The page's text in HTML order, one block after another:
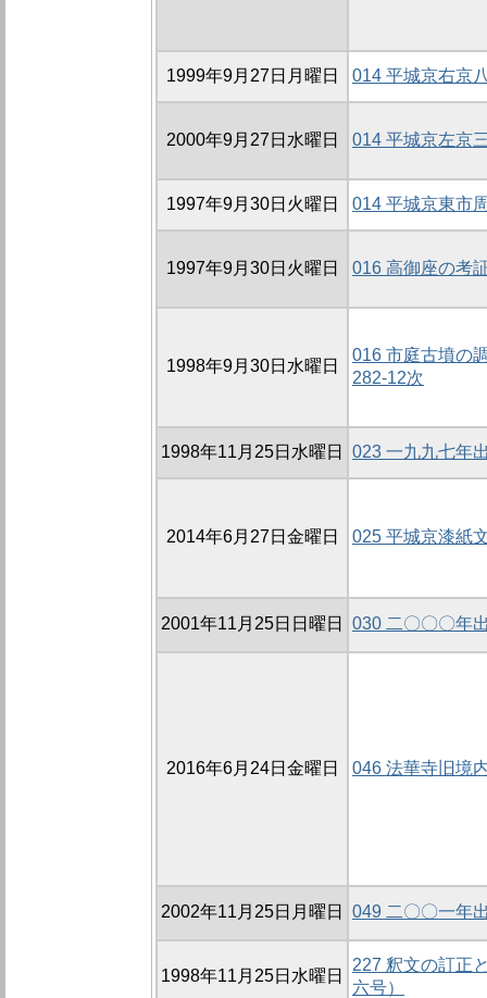
1999年9月27日月曜日 014 平城京右京
2000年9月27日水曜日 014 平城京左京
1997年9月30日火曜日 014 平城京東市
1997年9月30日火曜日 016 高御座の考
1998年9月30日水曜日
016 市庭古墳の
282-12次
1998年11月25日水曜日 023 一九九七年
2014年6月27日金曜日 025 平城京漆紙
2001年11月25日日曜日 030 二〇〇〇年
2016年6月24日金曜日 046 法華寺旧境
2002年11月25日月曜日 049 二〇〇一年
1998年11月25日水曜日
227 釈文の訂正
六号）